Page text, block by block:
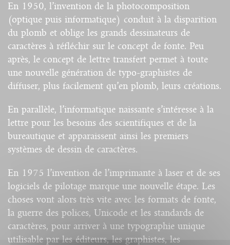
En 1950, l’invention de la photocomposition
(optique puis informatique) conduit à la disparition
du plomb et oblige les grands dessinateurs de
caractères à réfléchir sur le concept de fonte. Peu
après, le concept de lettre transfert permet à toute
une nouvelle génération de typo-graphistes de
diffuser, plus facilement qu’en plomb, leurs créations.
En parallèle, l’informatique naissante s’intéresse à la
lettre pour les besoins des scientifiques et de la
bureautique et apparaissent ainsi les premiers
systèmes de dessin de caractères.
En 1975 l’invention de l’imprimante à laser et de ses
logiciels de pilotage marque une nouvelle étape. Les
choses vont alors très vite avec les formats de fonte,
la guerre des polices, Unicode et les standards de
caractères, pour arriver à une typographie unique
utilisable par les éditeurs, les graphistes, les